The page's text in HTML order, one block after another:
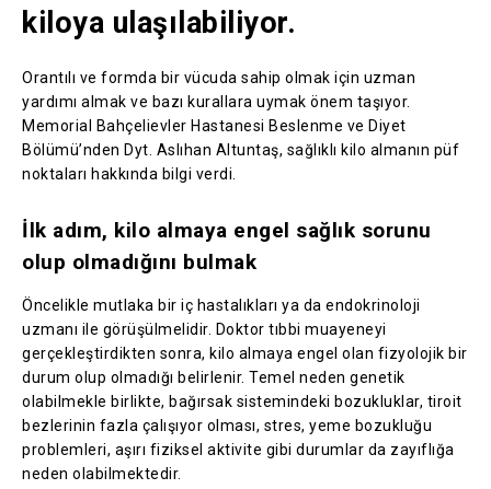
kiloya ulaşılabiliyor.
Orantılı ve formda bir vücuda sahip olmak için uzman
yardımı almak ve bazı kurallara uymak önem taşıyor.
Memorial Bahçelievler Hastanesi Beslenme ve Diyet
Bölümü’nden Dyt. Aslıhan Altuntaş, sağlıklı kilo almanın püf
noktaları hakkında bilgi verdi.
İlk adım, kilo almaya engel sağlık sorunu
olup olmadığını bulmak
Öncelikle mutlaka bir iç hastalıkları ya da endokrinoloji
uzmanı ile görüşülmelidir. Doktor tıbbi muayeneyi
gerçekleştirdikten sonra, kilo almaya engel olan fizyolojik bir
durum olup olmadığı belirlenir. Temel neden genetik
olabilmekle birlikte, bağırsak sistemindeki bozukluklar, tiroit
bezlerinin fazla çalışıyor olması, stres, yeme bozukluğu
problemleri, aşırı fiziksel aktivite gibi durumlar da zayıflığa
neden olabilmektedir.